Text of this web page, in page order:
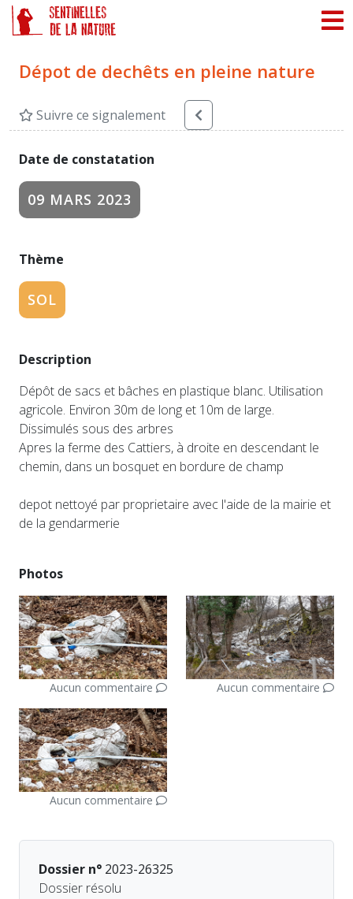
Dépot de dechêts en pleine nature
Suivre ce signalement
Date de constatation
09 MARS 2023
Thème
SOL
Description
Dépôt de sacs et bâches en plastique blanc. Utilisation
agricole. Environ 30m de long et 10m de large.
Dissimulés sous des arbres
Apres la ferme des Cattiers, à droite en descendant le
chemin, dans un bosquet en bordure de champ
depot nettoyé par proprietaire avec l'aide de la mairie et
de la gendarmerie
Photos
Aucun commentaire Aucun commentaire
Aucun commentaire
Dossier n° 2023-26325
Dossier résolu
Panneau de gestion des cookies